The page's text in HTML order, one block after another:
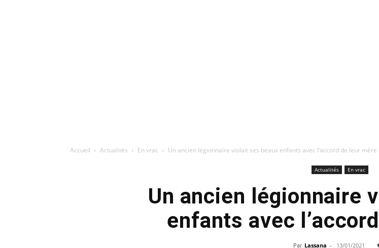
Accueil Actualités En vrac Un ancien légionnaire violait ses beaux enfants avec l’accord de leur mère
Actualités En vrac
Un ancien légionnaire
enfants avec
Par Lassana - 13/01/2021